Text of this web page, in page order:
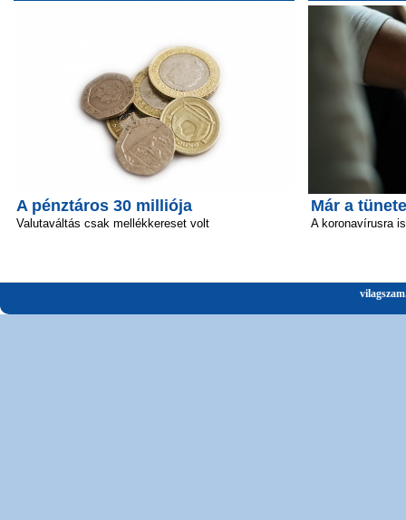
A pénztáros 30 milliója
Valutaváltás csak mellékkereset volt
Már a
A koronavírusra